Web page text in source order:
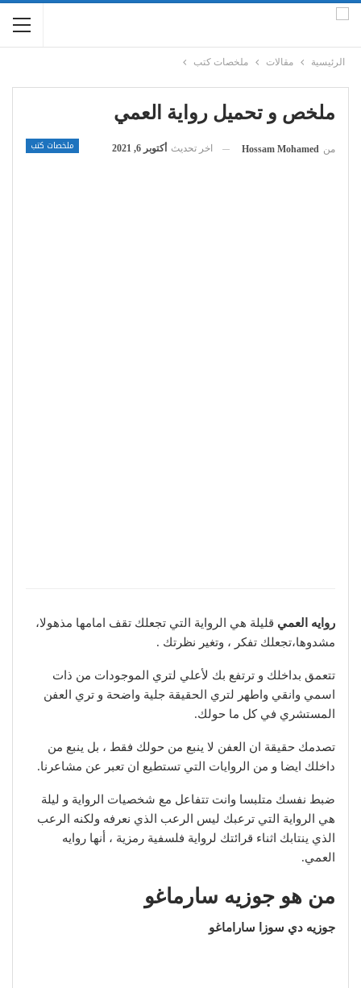
الرئيسية مقالات ملخصات كتب
ملخص و تحميل رواية العمي
ملخصات كتب من Hossam Mohamed اخر تحديث أكتوبر 6, 2021
روايه العمي قليلة هي الرواية التي تجعلك تقف امامها مذهولا،
مشدوها،تجعلك تفكر ، وتغير نظرتك .
تتعمق بداخلك و ترتفع بك لأعلي لتري الموجودات من ذات
اسمي وانقي واطهر لتري الحقيقة جلية واضحة و تري العفن
المستشري في كل ما حولك.
تصدمك حقيقة ان العفن لا ينبع من حولك فقط ، بل ينبع من
داخلك ايضا و من الروايات التي تستطيع ان تعبر عن مشاعرنا.
ضبط نفسك متلبسا وانت تتفاعل مع شخصيات الرواية و ليلة
هي الرواية التي ترعبك ليس الرعب الذي نعرفه ولكنه الرعب
الذي ينتابك اثناء قرائتك لرواية فلسفية رمزية ، أنها روايه
العمي.
من هو جوزيه سارماغو
جوزيه دي سوزا ساراماغو